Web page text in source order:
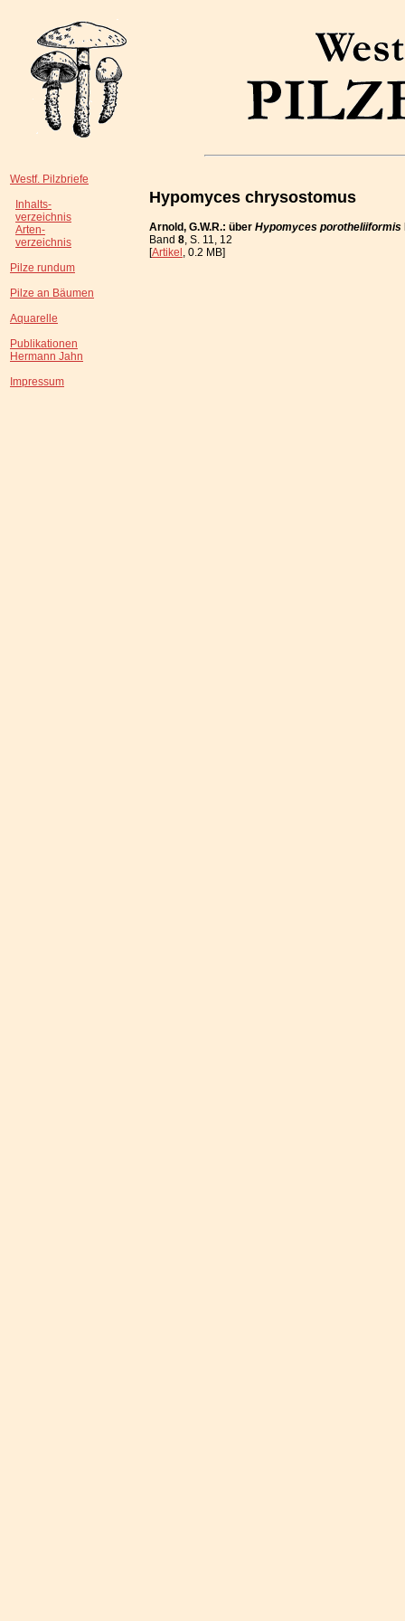
Westf. Pilzbriefe
Inhalts-
verzeichnis
Arten-
verzeichnis
Pilze rundum
Pilze an Bäumen
Aquarelle
Publikationen
Hermann Jahn
Impressum
Hypomyces chrysostomus
Arnold, G.W.R.: über Hypomyces porotheliiformis
Band 8, S. 11, 12
[Artikel, 0.2 MB]